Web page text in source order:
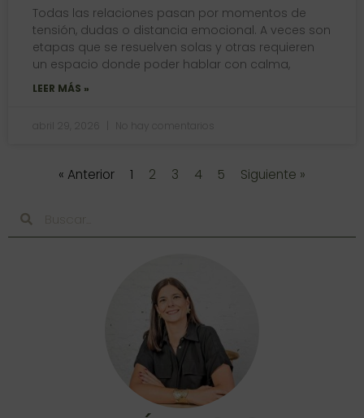
Todas las relaciones pasan por momentos de
tensión, dudas o distancia emocional. A veces son
etapas que se resuelven solas y otras requieren
un espacio donde poder hablar con calma,
LEER MÁS »
No hay comentarios
« Anterior 1 2 3 4 5 Siguiente »
Buscar